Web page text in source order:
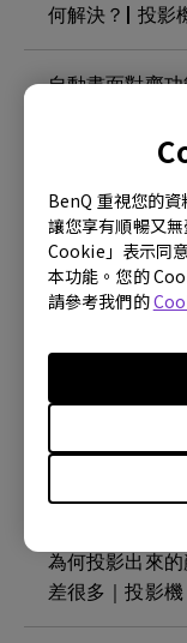
BenQ 重視您的資
讓您享有順暢又
Cookie」表示同
本功能。您的
請參考我們的
何解決？| 投影
自動畫面對齊
投影機支援第
投影機在待機
題？ | 投影機
投影機是否有像
看藍光 3D 電
我可以使用的
為何投影出來
差很多｜投影機